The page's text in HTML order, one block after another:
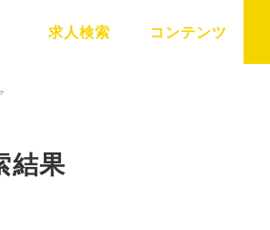
求人検索 コンテンツ
結果